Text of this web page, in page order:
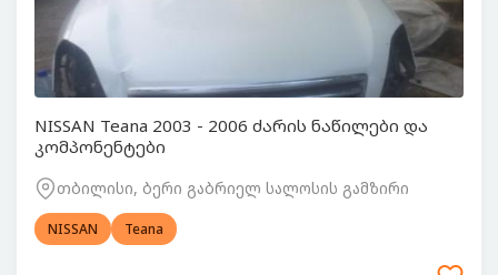
NISSAN Teana 2003 - 2006 ძარის ნაწილები და
კომპონენტები
თბილისი, ბერი გაბრიელ სალოსის გამზირი
NISSAN Teana